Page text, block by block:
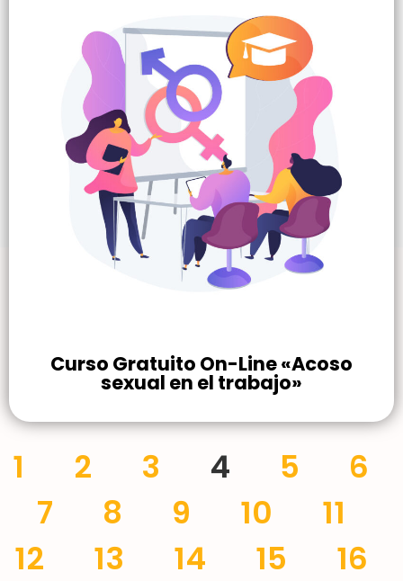
Curso Gratuito On-Line «Acoso
sexual en el trabajo»
1 2 3 4 5
6
7
8 9 10
11
12
13 14 15
16